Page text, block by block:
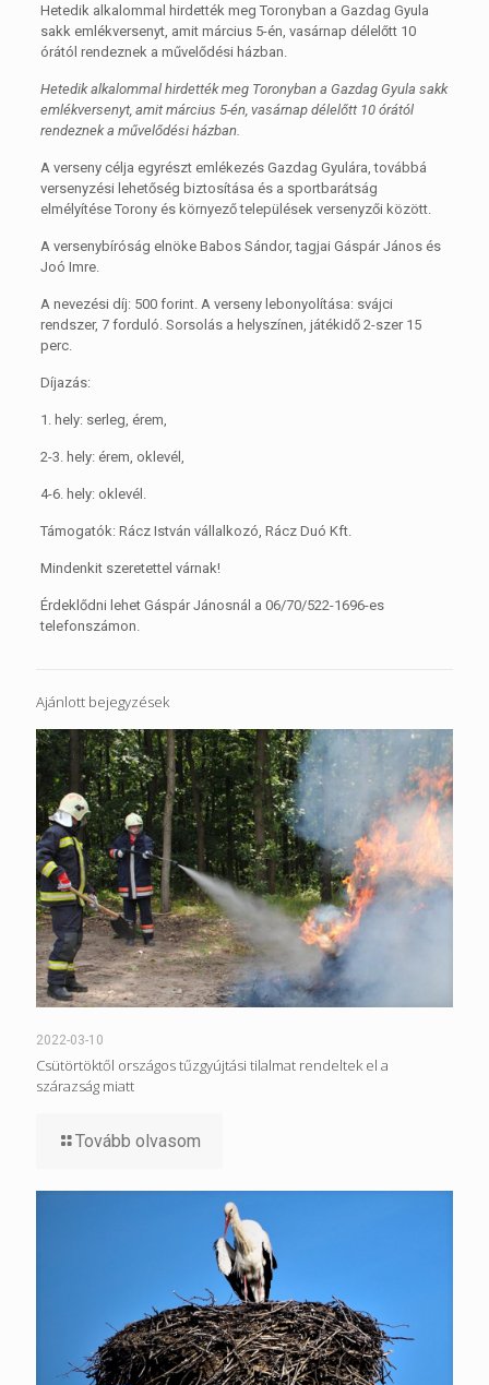
Hetedik alkalommal hirdették meg Toronyban a Gazdag Gyula
sakk emlékversenyt, amit március 5-én, vasárnap délelőtt 10
órától rendeznek a művelődési házban.
Hetedik alkalommal hirdették meg Toronyban a Gazdag Gyula sakk
emlékversenyt, amit március 5-én, vasárnap délelőtt 10 órától
rendeznek a művelődési házban.
A verseny célja egyrészt emlékezés Gazdag Gyulára, továbbá
versenyzési lehetőség biztosítása és a sportbarátság
elmélyítése Torony és környező települések versenyzői között.
A versenybíróság elnöke Babos Sándor, tagjai Gáspár János és
Joó Imre.
A nevezési díj: 500 forint. A verseny lebonyolítása: svájci
rendszer, 7 forduló. Sorsolás a helyszínen, játékidő 2-szer 15
perc.
Díjazás:
1. hely: serleg, érem,
2-3. hely: érem, oklevél,
4-6. hely: oklevél.
Támogatók: Rácz István vállalkozó, Rácz Duó Kft.
Mindenkit szeretettel várnak!
Érdeklődni lehet Gáspár Jánosnál a 06/70/522-1696-es
telefonszámon.
Ajánlott bejegyzések
2022-03-10
Csütörtöktől országos tűzgyújtási tilalmat rendeltek el a
szárazság miatt
Tovább olvasom